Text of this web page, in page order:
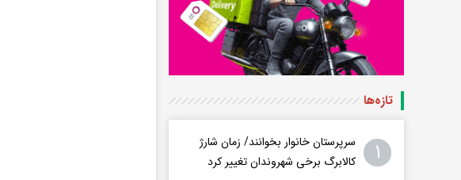
تازه‌ها
۱
سرپرستان خانوار بخوانند/ زمان شارژ
کالابرگ برخی شهروندان تغییر کرد